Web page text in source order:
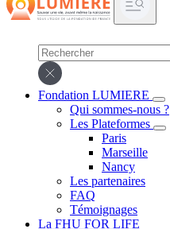
Fondation LUMIERE
Qui sommes-nous ?
Les Plateformes
Paris
Marseille
Nancy
Les partenaires
FAQ
Témoignages
La FHU FOR LIFE